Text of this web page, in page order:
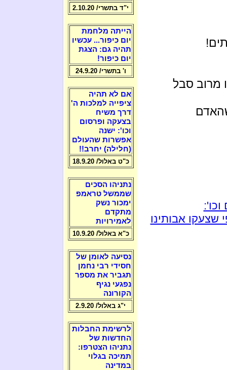
מרוב סבל
אבותינו
י"ד בתשרי/ 2.10.20
הייתה מלחמת
יום כיפור... עכשיו
תהיה גם: הצגת
יום כיפור!
ו' בתשרי/ 24.9.20
אם לא תהיה
ציפייה למלכות ה'
דרך משיח
בצעקה ופרסום
וכו': ישנה
אפשרות שהעולם
(חלילה) יחרב!!
כ"ט באלול/ 18.9.20
נתניהו הסכים
שממשל טראמפ
ימכור נשק
מתקדם
לאמירויות
כ"א באלול/ 10.9.20
נסיעה לאומן של
חסידי רבי נחמן
תגביר את מספר
נפגעי נגיף
הקורונה
י"ג באלול/ 2.9.20
לרשימת החבלות
החדשות של
נתניהו הצטרפו:
תמיכה בגלוי
במדינה